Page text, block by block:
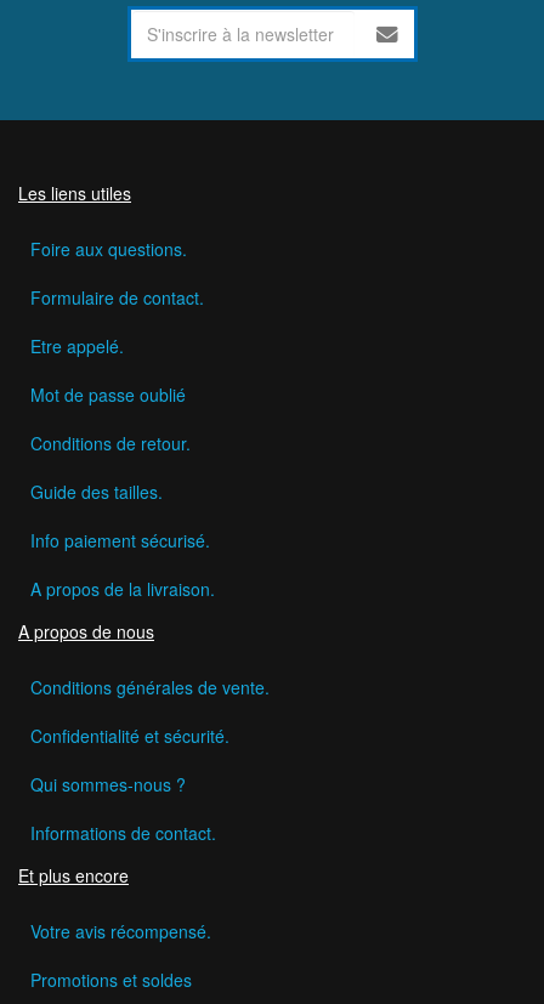
Les liens utiles
Foire aux questions.
Formulaire de contact.
Etre appelé.
Mot de passe oublié
Conditions de retour.
Guide des tailles.
Info paiement sécurisé.
A propos de la livraison.
A propos de nous
Conditions générales de vente.
Confidentialité et sécurité.
Qui sommes-nous ?
Informations de contact.
Et plus encore
Votre avis récompensé.
Promotions et soldes